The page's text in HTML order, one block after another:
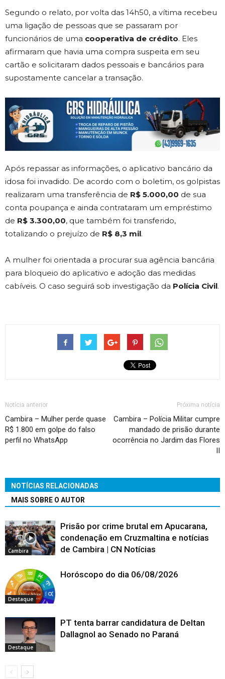
Segundo o relato, por volta das 14h50, a vítima recebeu
uma ligação de pessoas que se passaram por
funcionários de uma cooperativa de crédito. Eles
afirmaram que havia uma compra suspeita em seu
cartão e solicitaram dados pessoais e bancários para
supostamente cancelar a transação.
Após repassar as informações, o aplicativo bancário da
idosa foi invadido. De acordo com o boletim, os golpistas
realizaram uma transferência de R$ 5.000,00 de sua
conta poupança e ainda contrataram um empréstimo
de R$ 3.300,00, que também foi transferido,
totalizando o prejuízo de R$ 8,3 mil.
A mulher foi orientada a procurar sua agência bancária
para bloqueio do aplicativo e adoção das medidas
cabíveis. O caso seguirá sob investigação da Polícia Civil.
Notícia anterior
Cambira – Mulher perde quase
R$ 1.800 em golpe do falso
perfil no WhatsApp
Próxima notícia
Cambira – Polícia Militar cumpre
mandado de prisão durante
ocorrência no Jardim das Flores
NOTÍCIAS RELACIONADAS
MAIS SOBRE O AUTOR
Cambira
Prisão por crime brutal em Apucarana,
condenação em Cruzmaltina e notícias
de Cambira | CN Notícias
Destaque
Horóscopo do dia 06/08/2026
Destaque
PT tenta barrar candidatura de Deltan
Dallagnol ao Senado no Paraná